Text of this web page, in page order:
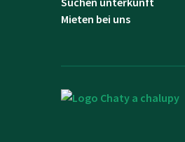
Mieten bei uns